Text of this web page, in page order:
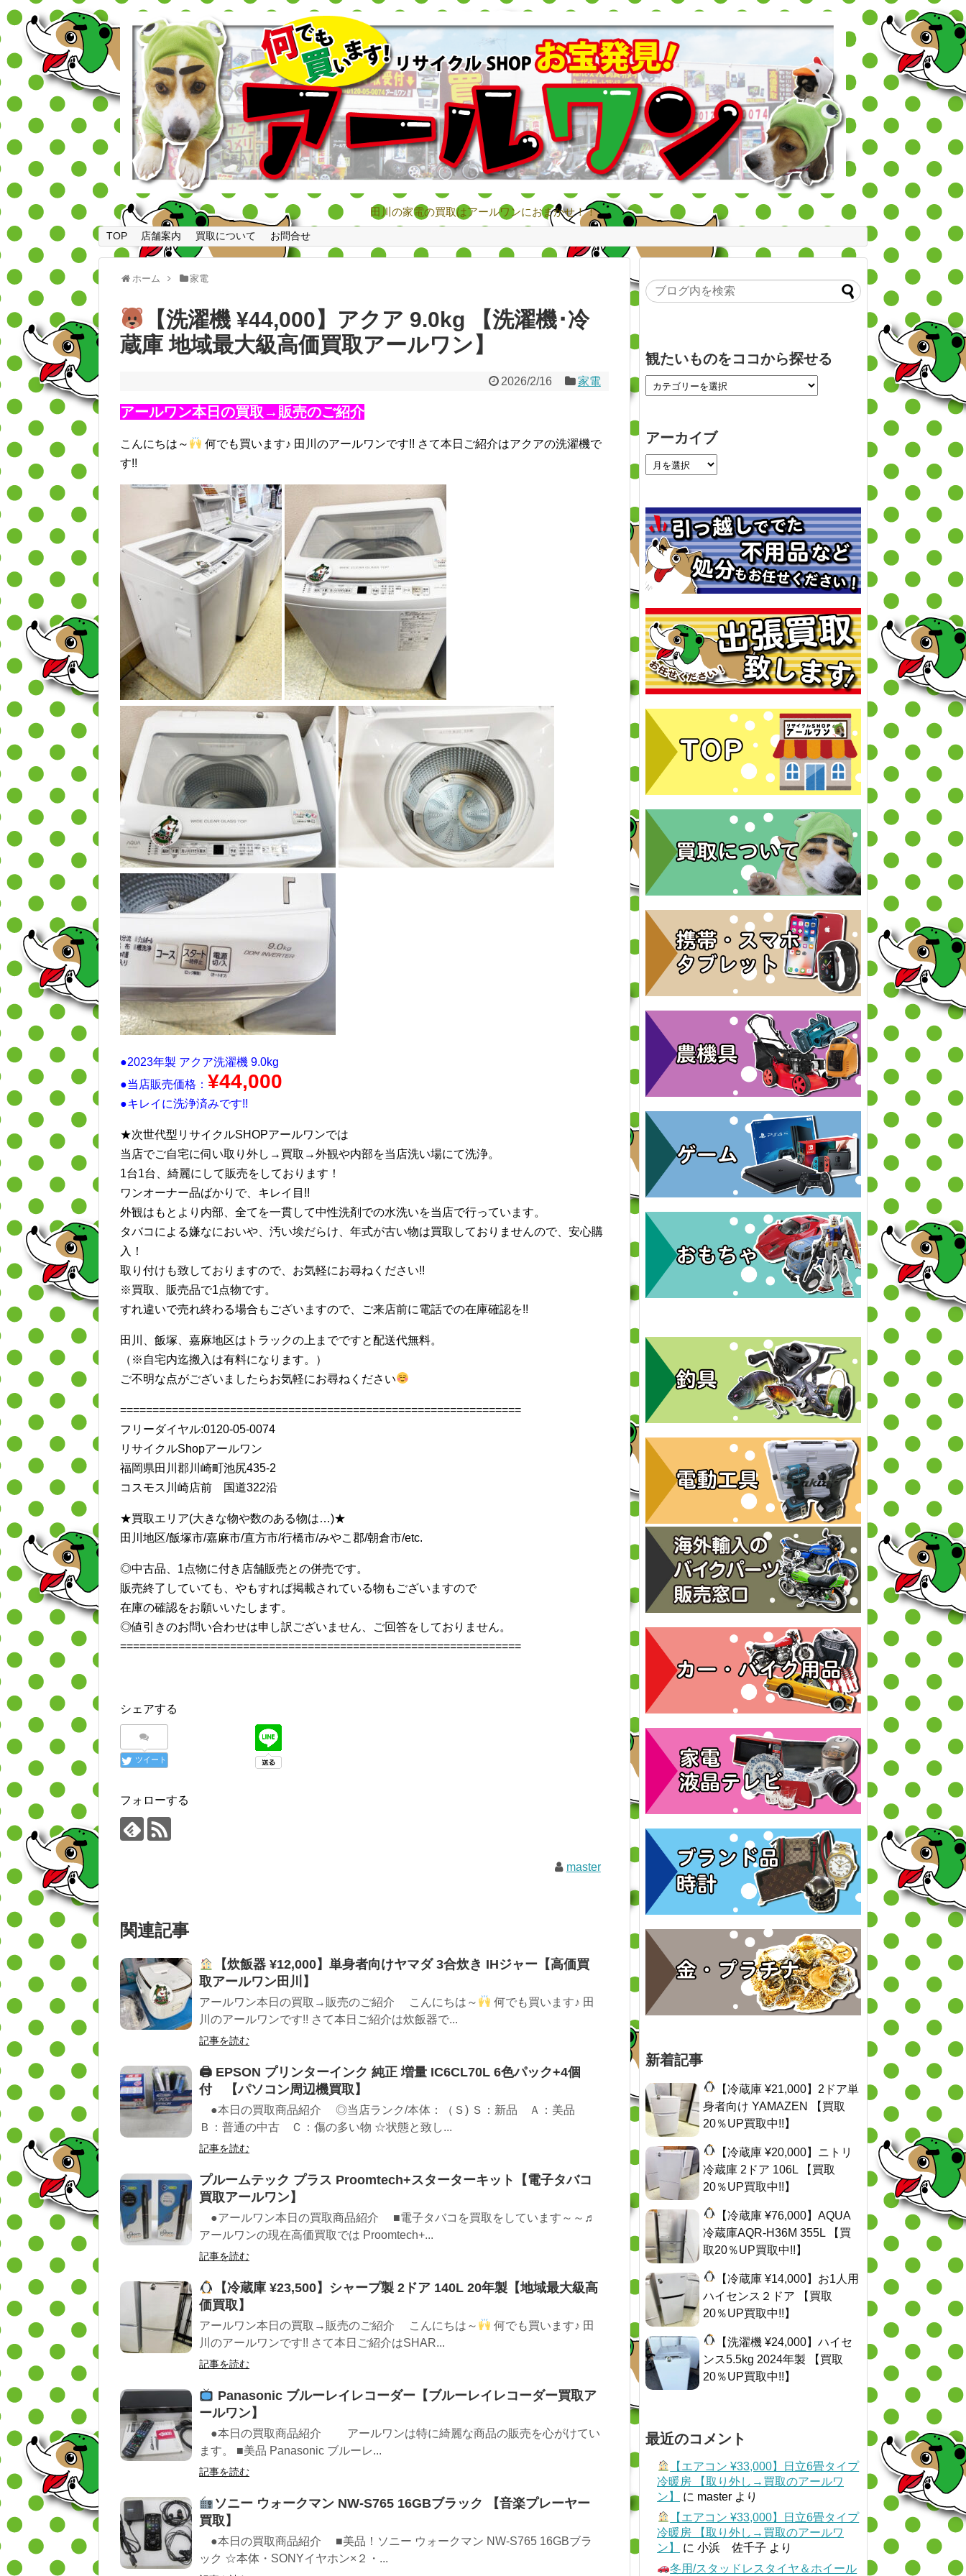
田川の家電の買取はアールワンにおまかせ！！
TOP 店舗案内 買取について お問合せ
ホーム 家電
【洗濯機 ¥44,000】アクア 9.0kg 【洗濯機･冷
蔵庫 地域最大級高価買取アールワン】
2026/2/16 家電
アールワン本日の買取→販売のご紹介
こんにちは～ 何でも買います♪ 田川のアールワンです!! さて本日ご紹介はアクアの洗濯機で
す!!
●2023年製 アクア洗濯機 9.0kg
●当店販売価格： ¥44,000
●キレイに洗浄済みです!!
★次世代型リサイクルSHOPアールワンでは
当店でご自宅に伺い取り外し→買取→外観や内部を当店洗い場にて洗浄。
1台1台、綺麗にして販売をしております！
ワンオーナー品ばかりで、キレイ目!!
外観はもとより内部、全てを一貫して中性洗剤での水洗いを当店で行っています。
タバコによる嫌なにおいや、汚い埃だらけ、 年式が古い物は買取しておりませんので、安心購
入！
取り付けも致しておりますので、お気軽にお尋ねください!!
※買取、販売品で1点物です。
すれ違いで売れ終わる場合もございますので、ご来店前に電話での在庫確認を!!
田川、飯塚、嘉麻地区はトラックの上までですと配送代無料。
（※自宅内迄搬入は有料になります。）
ご不明な点がございましたらお気軽にお尋ねください
==============================================================
フリーダイヤル:0120-05-0074
リサイクルShopアールワン
福岡県田川郡川崎町池尻435-2
コスモス川崎店前 国道322沿
★買取エリア(大きな物や数のある物は…)★
田川地区/飯塚市/嘉麻市/直方市/行橋市/みやこ郡/朝倉市/etc.
◎中古品、1点物に付き店舗販売との併売です。
販売終了していても、やもすれば掲載されている物もございますので
在庫の確認をお願いいたします。
◎値引きのお問い合わせは申し訳ございません、ご回答をしておりません。
==============================================================
シェアする
ツイート
フォローする
master
関連記事
【炊飯器 ¥12,000】単身者向けヤマダ 3合炊き IHジャー【高価買
取アールワン田川】
アールワン本日の買取→販売のご紹介 こんにちは～
何でも買います♪ 田
川のアールワンです!! さて本日ご紹介は炊飯器で...
記事を読む
🖨 EPSON プリンターインク 純正 増量 IC6CL70L 6色パック+4個
付 【パソコン周辺機買取】
●本日の買取商品紹介 ◎当店ランク/本体：（Ｓ) Ｓ：新品 Ａ：美品
Ｂ：普通の中古 Ｃ：傷の多い物 ☆状態と致し...
記事を読む
プルームテック プラス Proomtech+スターターキット【電子タバコ
買取アールワン】
●アールワン本日の買取商品紹介 ■電子タバコを買取をしています～～♬
アールワンの現在高価買取では Proomtech+...
記事を読む
【冷蔵庫 ¥23,500】シャープ製 2ドア 140L 20年製【地域最大級高
価買取】
アールワン本日の買取→販売のご紹介 こんにちは～
何でも買います♪ 田
川のアールワンです!! さて本日ご紹介はSHAR...
記事を読む
Panasonic ブルーレイレコーダー【ブルーレイレコーダー買取ア
ールワン】
●本日の買取商品紹介 アールワンは特に綺麗な商品の販売を心がけてい
ます。 ■美品 Panasonic ブルーレ...
記事を読む
ソニー ウォークマン NW-S765 16GBブラック 【音楽プレーヤー
買取】
●本日の買取商品紹介 ■美品！ソニー ウォークマン NW-S765 16GBブラ
ック ☆本体・SONYイヤホン×２・...
観たいものをココから探せる
アーカイブ
新着記事
【冷蔵庫 ¥21,000】2ドア単
身者向け YAMAZEN 【買取
20％UP買取中!!】
【冷蔵庫 ¥20,000】ニトリ
冷蔵庫 2ドア 106L 【買取
20％UP買取中!!】
【冷蔵庫 ¥76,000】AQUA
冷蔵庫AQR-H36M 355L 【買
取20％UP買取中!!】
【冷蔵庫 ¥14,000】お1人用
ハイセンス２ドア 【買取
20％UP買取中!!】
【洗濯機 ¥24,000】ハイセ
ンス5.5kg 2024年製 【買取
20％UP買取中!!】
最近のコメント
【エアコン ¥33,000】日立6畳タイプ
冷暖房 【取り外し→買取のアールワ
ン】
に master より
【エアコン ¥33,000】日立6畳タイプ
冷暖房 【取り外し→買取のアールワ
ン】
に 小浜 佐千子 より
冬用/スタッドレスタイヤ＆ホイール